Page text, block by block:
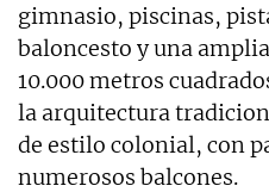
gimnasio, piscinas,
baloncesto y una
10.000 metros
la arquitectura
de estilo colonial, con
numerosos balcones.